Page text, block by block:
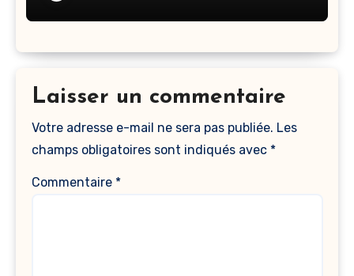
Laisser un commentaire
Votre adresse e-mail ne sera pas publiée. Les
champs obligatoires sont indiqués avec *
Commentaire *